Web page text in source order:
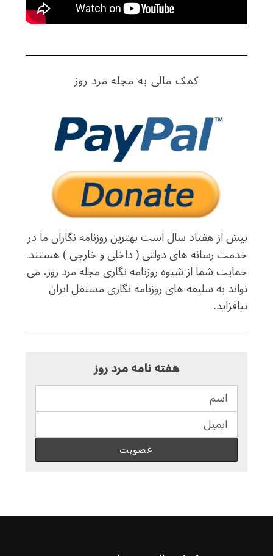
کمک مالی به مجله مرد روز
بیش از هفتاد سال است بهترین روزنامه نگاران ما در
خدمت رسانه های دولتی ( داخلی و خارجی ) هستند.
حمایت شما از شیوه روزنامه نگاری مجله مرد روز، می
تواند به سلیقه های روزنامه نگاری مستقل ایران
بیافزاید.
هفته نامه مرد روز